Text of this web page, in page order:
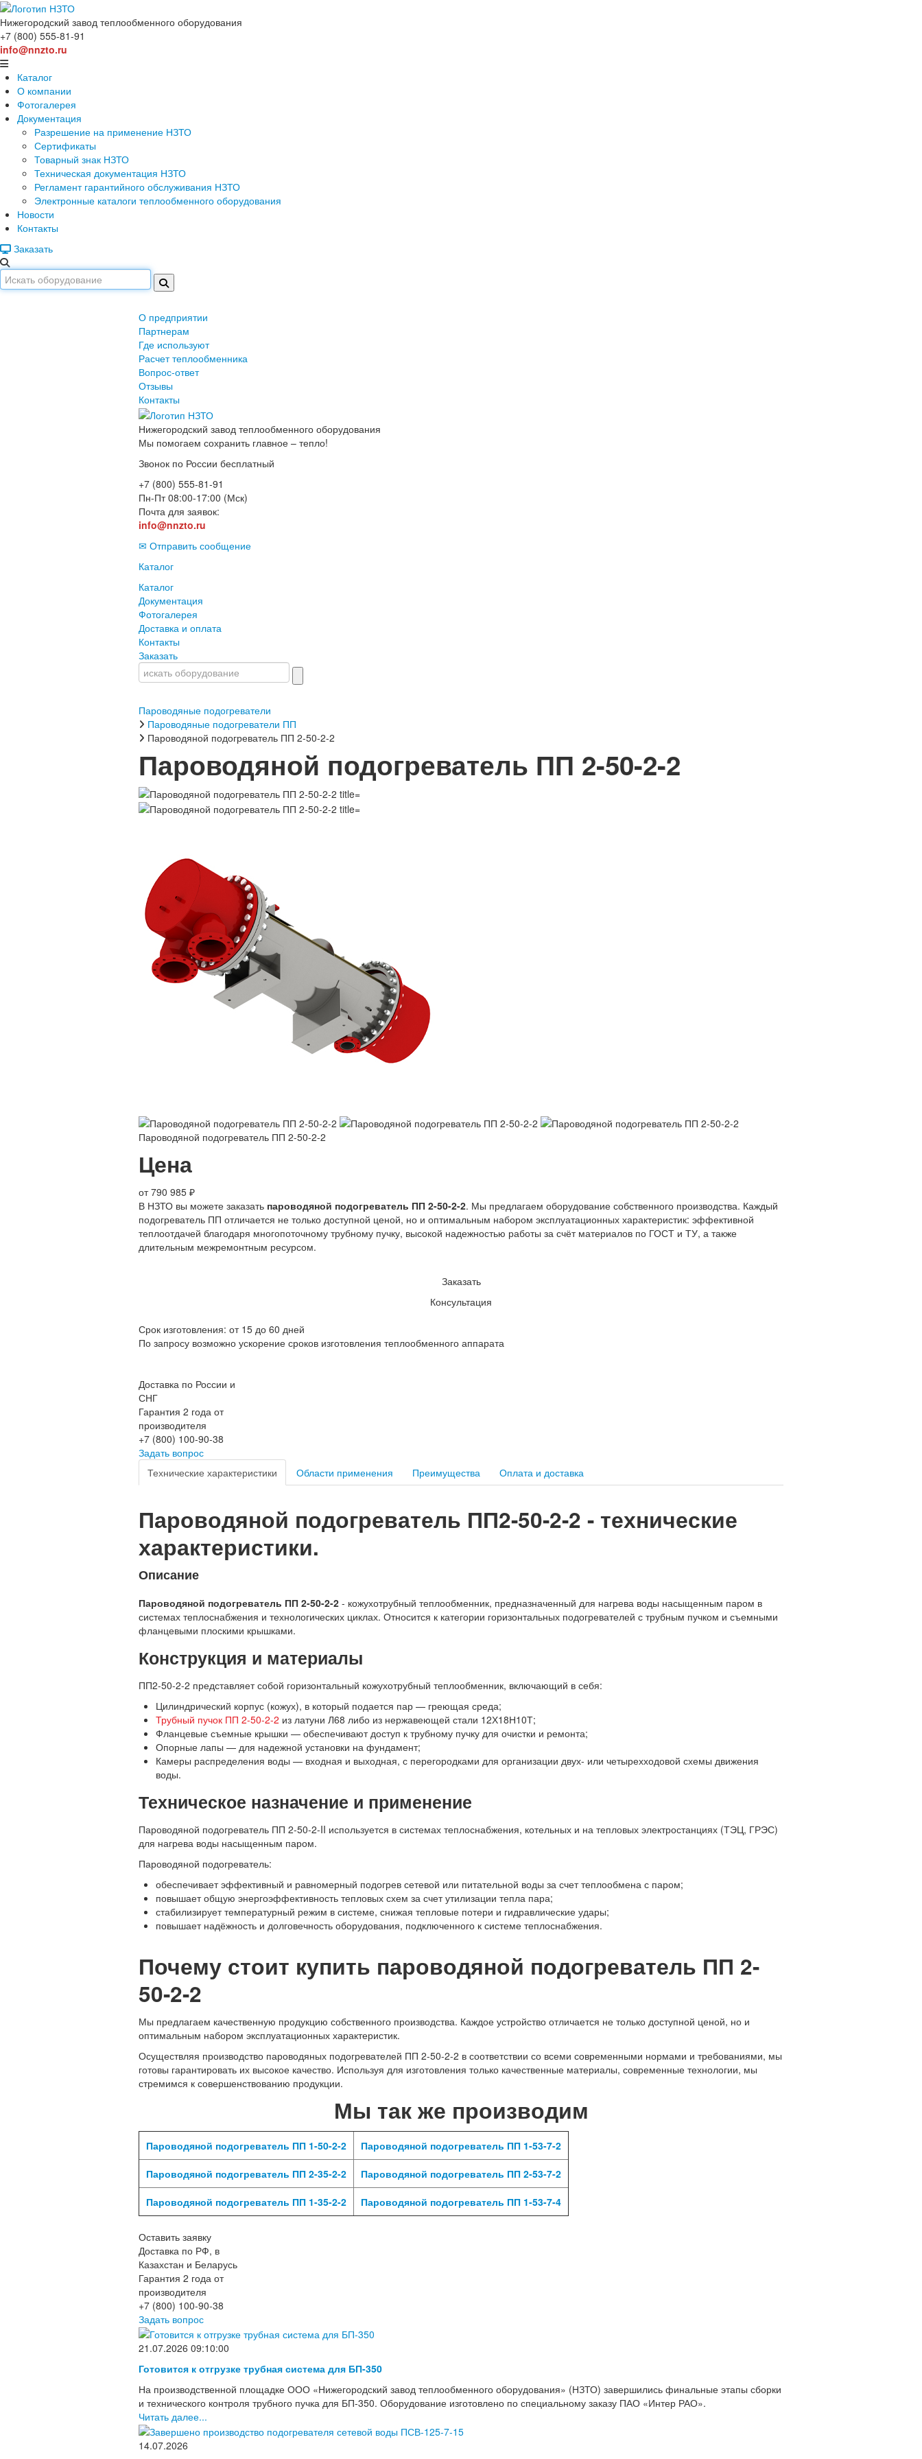
Нижегородский завод теплообменного оборудования
+7 (800) 555-81-91
info@nnzto.ru
Каталог
О компании
Фотогалерея
Документация
Разрешение на применение НЗТО
Сертификаты
Товарный знак НЗТО
Техническая документация НЗТО
Регламент гарантийного обслуживания НЗТО
Электронные каталоги теплообменного оборудования
Новости
Контакты
Заказать
О предприятии
Партнерам
Где используют
Расчет теплообменника
Вопрос-ответ
Отзывы
Контакты
Нижегородский завод теплообменного оборудования
Мы помогаем сохранить главное – тепло!
Звонок по России бесплатный
+7 (800) 555-81-91
Пн-Пт 08:00-17:00 (Мск)
Почта для заявок:
info@nnzto.ru
✉ Отправить сообщение
Каталог
Каталог
Документация
Фотогалерея
Доставка и оплата
Контакты
Заказать
Пароводяные подогреватели
Пароводяные подогреватели ПП
Пароводяной подогреватель ПП 2-50-2-2
Пароводяной подогреватель ПП 2-50-2-2
Пароводяной подогреватель ПП 2-50-2-2
Цена
от 790 985 ₽
В НЗТО вы можете заказать пароводяной подогреватель ПП 2-50-2-2. Мы предлагаем оборудование собственного производства. Каждый
подогреватель ПП отличается не только доступной ценой, но и оптимальным набором эксплуатационных характеристик: эффективной
теплоотдачей благодаря многопоточному трубному пучку, высокой надежностью работы за счёт материалов по ГОСТ и ТУ, а также
длительным межремонтным ресурсом.
Заказать
Консультация
Срок изготовления: от 15 до 60 дней
По запросу возможно ускорение сроков изготовления теплообменного аппарата
Доставка по России и
СНГ
Гарантия 2 года от
производителя
+7 (800) 100-90-38
Задать вопрос
Технические характеристики
Области применения Преимущества Оплата и доставка
Пароводяной подогреватель ПП2-50-2-2 - технические
характеристики.
Описание
Пароводяной подогреватель ПП 2-50-2-2 - кожухотрубный теплообменник, предназначенный для нагрева воды насыщенным паром в
системах теплоснабжения и технологических циклах. Относится к категории горизонтальных подогревателей с трубным пучком и съемными
фланцевыми плоскими крышками.
Конструкция и материалы
ПП2-50-2-2 представляет собой горизонтальный кожухотрубный теплообменник, включающий в себя:
Цилиндрический корпус (кожух), в который подается пар — греющая среда;
Трубный пучок ПП 2-50-2-2 из латуни Л68 либо из нержавеющей стали 12Х18Н10Т;
Фланцевые съемные крышки — обеспечивают доступ к трубному пучку для очистки и ремонта;
Опорные лапы — для надежной установки на фундамент;
Камеры распределения воды — входная и выходная, с перегородками для организации двух- или четырехходовой схемы движения
воды.
Техническое назначение и применение
Пароводяной подогреватель ПП 2-50-2-II используется в системах теплоснабжения, котельных и на тепловых электростанциях (ТЭЦ, ГРЭС)
для нагрева воды насыщенным паром.
Пароводяной подогреватель:
обеспечивает эффективный и равномерный подогрев сетевой или питательной воды за счет теплообмена с паром;
повышает общую энергоэффективность тепловых схем за счет утилизации тепла пара;
стабилизирует температурный режим в системе, снижая тепловые потери и гидравлические удары;
повышает надёжность и долговечность оборудования, подключенного к системе теплоснабжения.
Почему стоит купить пароводяной подогреватель ПП 2-
50-2-2
Мы предлагаем качественную продукцию собственного производства. Каждое устройство отличается не только доступной ценой, но и
оптимальным набором эксплуатационных характеристик.
Осуществляя производство пароводяных подогревателей ПП 2-50-2-2 в соответствии со всеми современными нормами и требованиями, мы
готовы гарантировать их высокое качество. Используя для изготовления только качественные материалы, современные технологии, мы
стремимся к совершенствованию продукции.
Мы так же производим
Пароводяной подогреватель ПП 1-50-2-2 Пароводяной подогреватель ПП 1-53-7-2
Пароводяной подогреватель ПП 2-35-2-2 Пароводяной подогреватель ПП 2-53-7-2
Пароводяной подогреватель ПП 1-35-2-2 Пароводяной подогреватель ПП 1-53-7-4
Оставить заявку
Доставка по РФ, в
Казахстан и Беларусь
Гарантия 2 года от
производителя
+7 (800) 100-90-38
Задать вопрос
21.07.2026 09:10:00
Готовится к отгрузке трубная система для БП-350
На производственной площадке ООО «Нижегородский завод теплообменного оборудования» (НЗТО) завершились финальные этапы сборки
и технического контроля трубного пучка для БП-350. Оборудование изготовлено по специальному заказу ПАО «Интер РАО».
Читать далее...
14.07.2026